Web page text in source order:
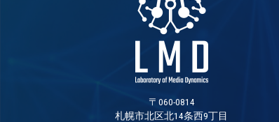
〒060-0814
札幌市北区北14条西9丁目